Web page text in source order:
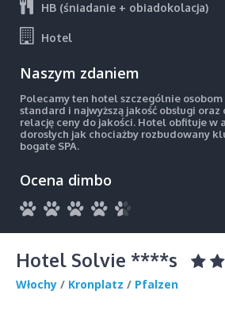
HB (śniadanie + obiadokolacja)
Hotel
Naszym zdaniem
Polecamy ten hotel szczególnie
standard i najwyższą jakość obsługi
relację ceny do jakości. Hotel obfituje w
dorosłych jak chociażby rozbudowany
bogate SPA.
Ocena dimbo
Hotel Solvie ****s
Włochy / Kronplatz / Pfalzen